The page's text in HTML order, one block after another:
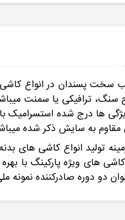
سخت پسندان در انواع
ترافیکی یا سمنت
ها درج شده
به سایش ذکر شده
ویژه پارکینگ با بهره
دو دوره صادرکننده نمونه